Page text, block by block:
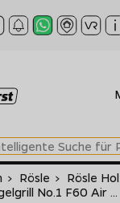
> Rösle > Rösle
No.1 F60 Air ...